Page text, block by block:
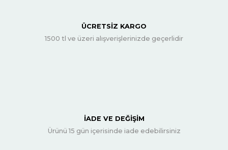
ÜCRETSİZ KARGO
1500 tl ve üzeri alışverişlerinizde geçerlidir
İADE VE DEĞİŞİM
Ürünü 15 gün içerisinde iade edebilirsiniz